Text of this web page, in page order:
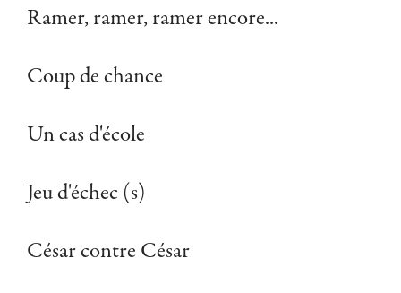
Ramer, ramer, ramer encore...
Coup de chance
Un cas d'école
Jeu d'échec (s)
César contre César